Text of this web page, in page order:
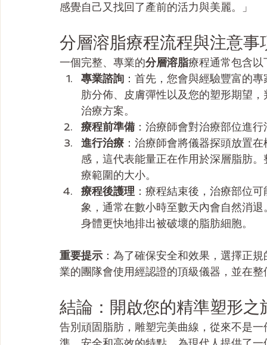
感覺自己又找回了產前的活力與美麗。」
分層溶脂療程流程與注意事
一個完整、專業的分層溶脂療程通常包含以
專業諮詢 ：首先，您會與經驗豐富的
肪分佈、皮膚彈性以及您的塑形期望
治療方案。
療程前準備 ：治療師會對治療部位進
進行治療 ：治療師會將儀器探頭放置
感，這代表能量正在作用於深層脂肪
療範圍的大小。
療程後護理 ：療程結束後，治療部位
象，通常在數小時至數天內會自然消
身體更快地排出被破壞的脂肪細胞。
重要提示 ：為了確保安全和效果，選擇正
業的團隊會使用經認證的頂級儀器，並在
結論：開啟您的精準塑形之
告別頑固脂肪，雕塑完美曲線，從來不是